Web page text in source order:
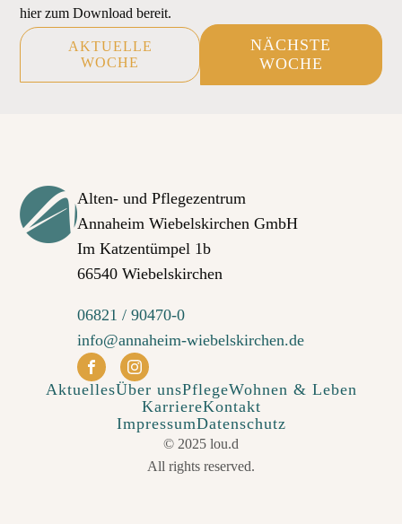
hier zum Download bereit.
AKTUELLE
WOCHE
NÄCHSTE
WOCHE
Alten- und Pflegezentrum
Annaheim Wiebelskirchen GmbH
Im Katzentümpel 1b
66540 Wiebelskirchen
06821 / 90470-0
info@annaheim-wiebelskirchen.de
AktuellesÜber unsPflegeWohnen & Leben
KarriereKontakt
ImpressumDatenschutz
© 2025 lou.d
All rights reserved.